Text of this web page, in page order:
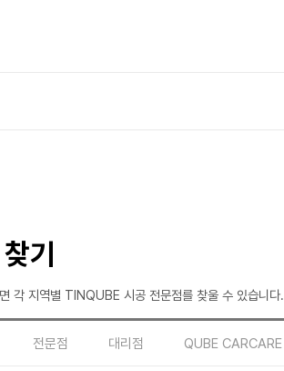
기
각 지역별 TINQUBE 시공 전문점를 찾울 수 있습니다.
전문점 대리점 QUBE CARCARE